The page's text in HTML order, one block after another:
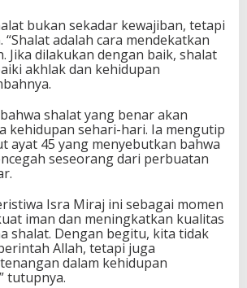
bukan sekadar kewajiban, tetapi
adalah cara mendekatkan
Jika dilakukan dengan baik, shalat
akhlak dan kehidupan
shalat yang benar akan
kehidupan sehari-hari. Ia mengutip
ayat 45 yang menyebutkan bahwa
seseorang dari perbuatan
Isra Miraj ini sebagai momen
iman dan meningkatkan kualitas
shalat. Dengan begitu, kita tidak
Allah, tetapi juga
dalam kehidupan
tutupnya.